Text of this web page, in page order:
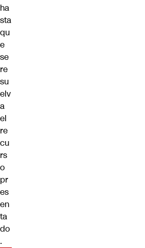
ha
sta
qu
e
se
re
su
elv
a
el
re
cu
rs
o
pr
es
en
ta
do
.